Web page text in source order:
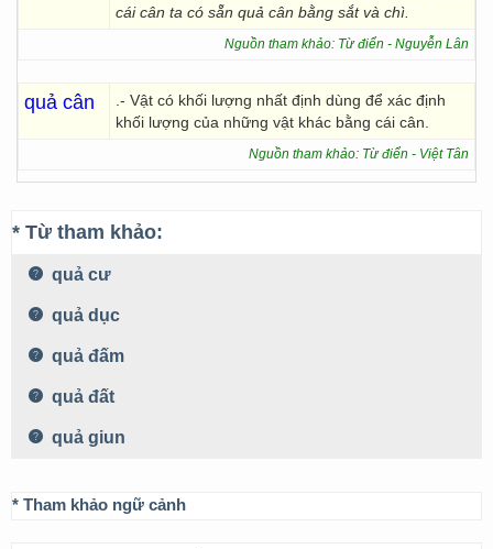
cái cân ta có sẵn quả cân bằng sắt và chì.
Nguồn tham khảo: Từ điển - Nguyễn Lân
quả cân
.- Vật có khối lượng nhất định dùng để xác định
khối lượng của những vật khác bằng cái cân.
Nguồn tham khảo: Từ điển - Việt Tân
* Từ tham khảo:
quả cư
quả dục
quả đấm
quả đất
quả giun
* Tham khảo ngữ cảnh